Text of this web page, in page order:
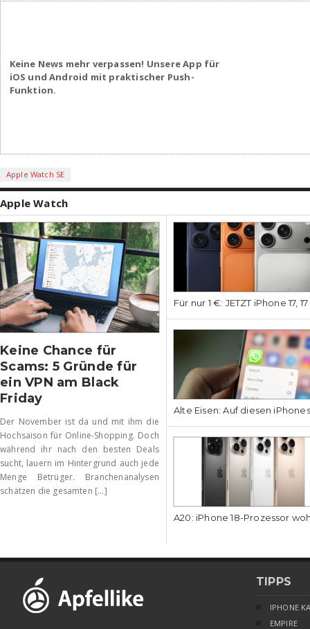
Keine News mehr verpassen! Unsere App für
iOS und Android mit praktischer Push-
Funktion.
Apple Watch SE
Apple Watch
Keine Chance für
Scams: 5 Gründe für
ein VPN am Black
Friday
Der November ist da und mit ihm die
Hochsaison für Online-Shopping. Doch
während ihr nach den besten Deals
sucht, lauern im Hintergrund auch jede
Menge Betrüger. Branchenanalysen
schätzen die gesamten [...]
Für nur 1 €: JETZT iPhone 17,
Alte Eisen: Auf diesen
A20: iPhone 18-Prozessor
TIPPS
IPHONE
EMPIRE